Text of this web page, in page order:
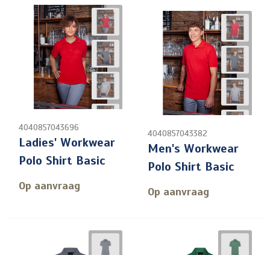
4040857043696
Ladies' Workwear
Polo Shirt Basic
Op aanvraag
4040857043382
Men's Workwear
Polo Shirt Basic
Op aanvraag